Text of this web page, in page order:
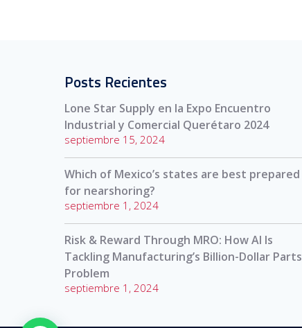
Posts Recientes
Lone Star Supply en la Expo Encuentro
Industrial y Comercial Querétaro 2024
septiembre 15, 2024
Which of Mexico’s states are best prepared
for nearshoring?
septiembre 1, 2024
Risk & Reward Through MRO: How AI Is
Tackling Manufacturing’s Billion-Dollar Parts
Problem
septiembre 1, 2024